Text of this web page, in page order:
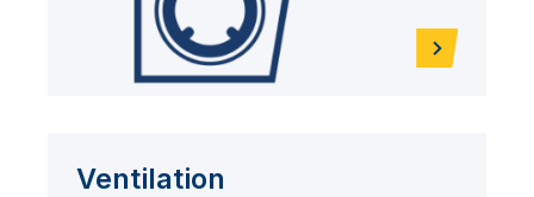
Ventilation